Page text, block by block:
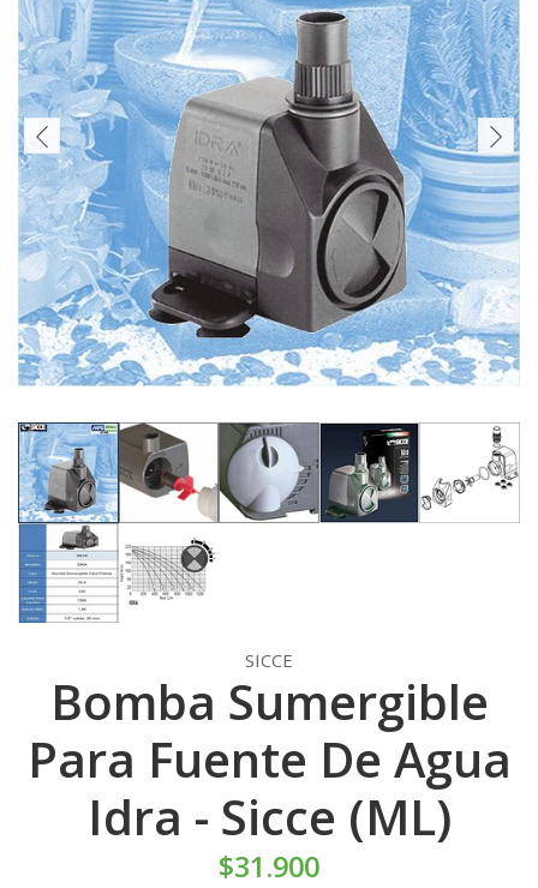
SICCE
Bomba Sumergible
Para Fuente De Agua
Idra - Sicce (ML)
$31.900